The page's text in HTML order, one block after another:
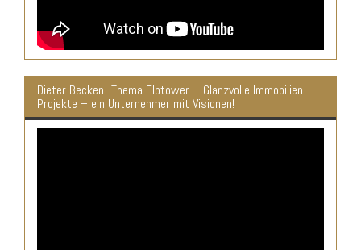
Dieter Becken -Thema Elbtower – Glanzvolle Immobilien-
Projekte – ein Unternehmer mit Visionen!